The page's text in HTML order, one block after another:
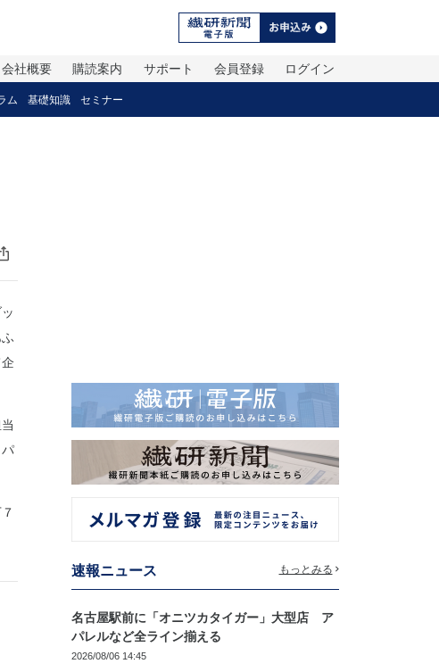
ログイン
会員登録
サポート
購読案内
会社概要
ム 基礎知識 セミナー
速報ニュース もっとみる
名古屋駅前に「オニツカタイガー」大型店 ア
パレルなど全ライン揃える
2026/08/06 14:45